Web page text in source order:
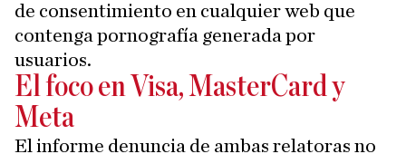
de consentimiento en cualquier web que
contenga pornografía generada por
usuarios.
El foco en Visa, MasterCard y
Meta
El informe denuncia de ambas relatoras no